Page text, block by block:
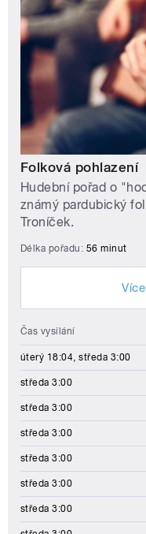
Folková pohlazení
Hudební pořad o
známý pardubický
Troníček.
Délka pořadu: 56 minut
Čas vysílání
úterý 18:04, středa 3:00
středa 3:00
středa 3:00
středa 3:00
středa 3:00
středa 3:00
středa 3:00